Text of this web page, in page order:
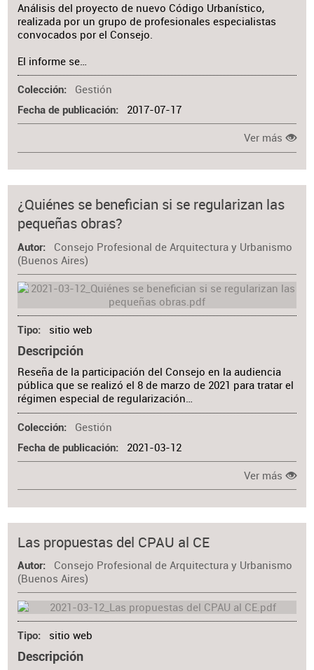
Análisis del proyecto de nuevo Código Urbanístico,
realizada por un grupo de profesionales especialistas
convocados por el Consejo.
El informe se…
Colección Gestión
Fecha de publicación 2017-07-17
Ver más
¿Quiénes se benefician si se regularizan las
pequeñas obras?
Autor
Consejo Profesional de Arquitectura y Urbanismo
(Buenos Aires)
Tipo sitio web
Descripción
Reseña de la participación del Consejo en la audiencia
pública que se realizó el 8 de marzo de 2021 para tratar el
régimen especial de regularización…
Colección Gestión
Fecha de publicación 2021-03-12
Ver más
Las propuestas del CPAU al CE
Autor
Consejo Profesional de Arquitectura y Urbanismo
(Buenos Aires)
Tipo sitio web
Descripción